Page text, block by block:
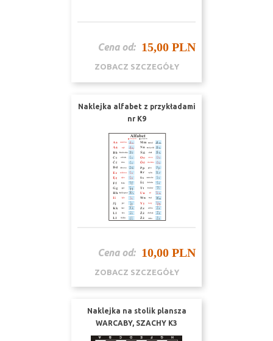
Cena od: 15,00 PLN
ZOBACZ SZCZEGÓŁY
Naklejka alfabet z przykładami
nr K9
Cena od: 10,00 PLN
ZOBACZ SZCZEGÓŁY
Naklejka na stolik plansza
WARCABY, SZACHY K3